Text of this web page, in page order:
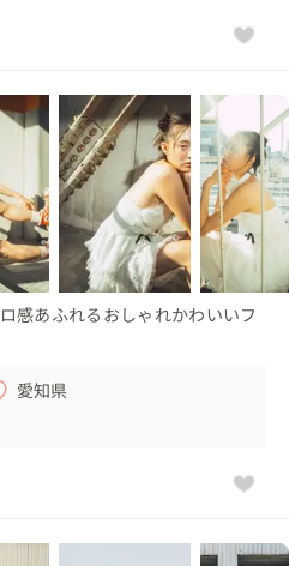
感あふれるおしゃれかわいいフ
愛知県